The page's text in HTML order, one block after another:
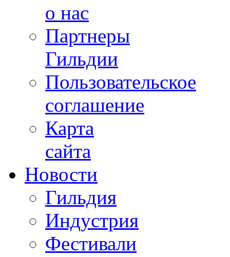
о нас
Партнеры
Гильдии
Пользовательское
соглашение
Карта
сайта
Новости
Гильдия
Индустрия
Фестивали